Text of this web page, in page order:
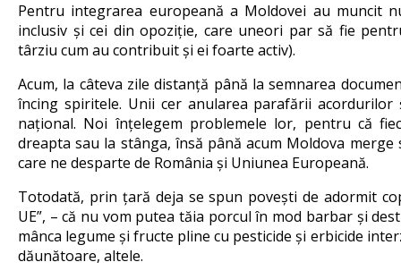
Pentru integrarea europeană a Moldovei au muncit
inclusiv și cei din opoziție, care uneori par să fie
târziu cum au contribuit și ei foarte activ).
Acum, la câteva zile distanță până la semnarea
încing spiritele. Unii cer anularea parafării acordurilor
național. Noi înțelegem problemele lor, pentru că
dreapta sau la stânga, însă până acum Moldova
care ne desparte de România și Uniunea Europeană.
Totodată, prin țară deja se spun povești de adormit
UE”, – că nu vom putea tăia porcul în mod barbar și
mânca legume și fructe pline cu pesticide și erbicide
dăunătoare, altele.